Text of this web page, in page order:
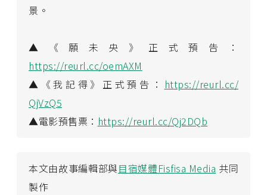
景。
▲《願未央》正式預告：
https://reurl.cc/oemAXM
▲《我記得》正式預告： https://reurl.cc/
QjVzQ5
▲電影預售票： https://reurl.cc/Qj2DQb
本文由故事編輯部與目宿媒體Fisfisa Media 共同
製作